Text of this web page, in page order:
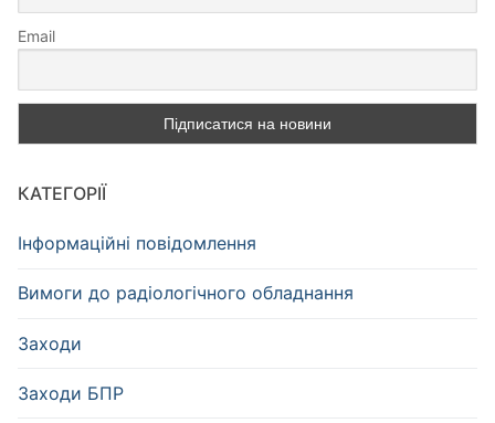
Email
КАТЕГОРІЇ
Інформаційні повідомлення
Вимоги до радіологічного обладнання
Заходи
Заходи БПР